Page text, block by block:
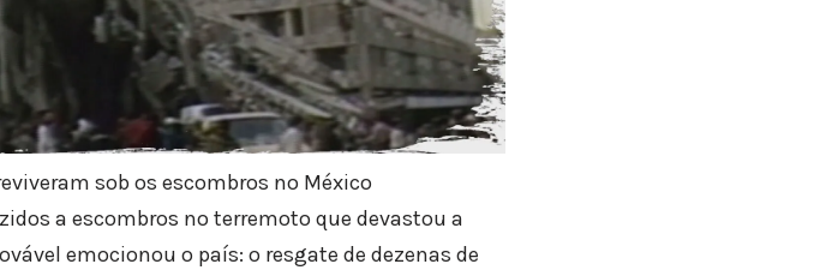
sob os escombros no México
a escombros no terremoto que devastou a
emocionou o país: o resgate de dezenas de